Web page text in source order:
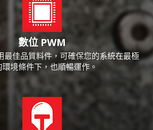
數位 PWM
最佳品質料件，可確保您的系統在最極
環境條件下，也順暢運作。